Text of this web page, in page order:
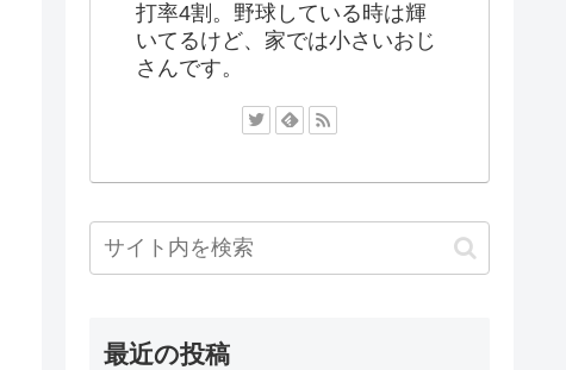
打率4割。野球している時は輝
いてるけど、家では小さいおじ
さんです。
最近の投稿